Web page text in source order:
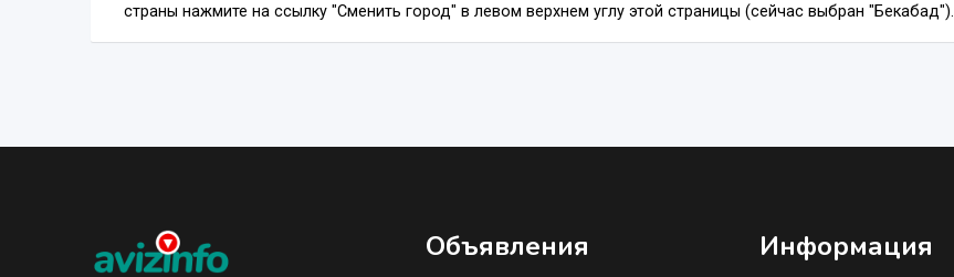
страны нажмите на ссылку "Сменить город" в левом верхнем углу этой страницы (сейчас выбран "Бекабад").
Объявления Информация